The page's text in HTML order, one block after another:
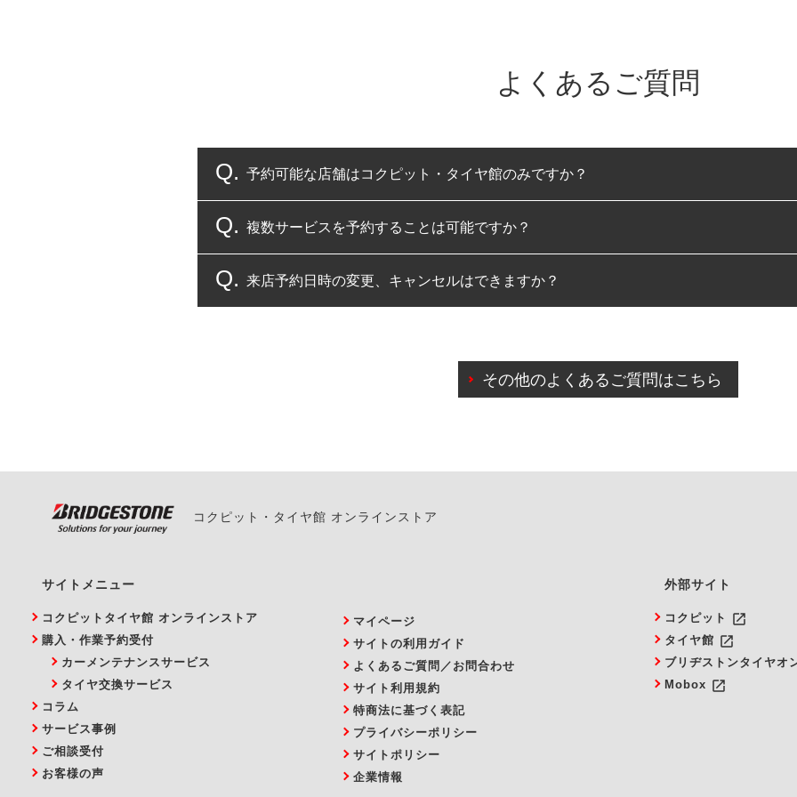
よくあるご質問
予約可能な店舗はコクピット・タイヤ館のみですか？
コクピット・タイヤ館のみとなります。
複数サービスを予約することは可能ですか？
複数サービスのご予約は可能です。
来店予約日時の変更、キャンセルはできますか？
また、やむを得ない事由によりご予約のキャンセルをご希望の際は、直接ご予約いた
その他のよくあるご質問はこちら
コクピット・タイヤ館 オンラインストア
サイトメニュー
コクピットタイヤ館 オンラインストア
購入・作業予約受付
カーメンテナンスサービス
タイヤ交換サービス
コラム
サービス事例
ご相談受付
お客様の声
マイページ
サイトの利用ガイド
よくあるご質問／お問合わせ
サイト利用規約
特商法に基づく表記
プライバシーポリシー
サイトポリシー
企業情報
外部サイト
コクピット launch
タイヤ館 launch
ブリヂストンタイヤオ
Mobox launch